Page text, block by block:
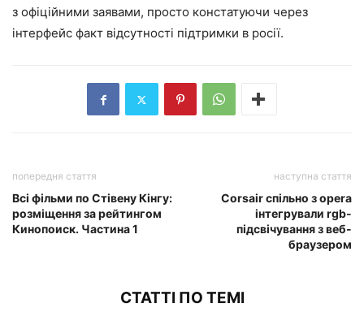
з офіційними заявами, просто констатуючи через
інтерфейс факт відсутності підтримки в росії.
попередня стаття
Всі фільми по Стівену Кінгу:
розміщення за рейтингом
Кинопоиск. Частина 1
наступна стаття
Corsair спільно з opera
інтегрували rgb-
підсвічування з веб-
браузером
СТАТТІ ПО ТЕМІ